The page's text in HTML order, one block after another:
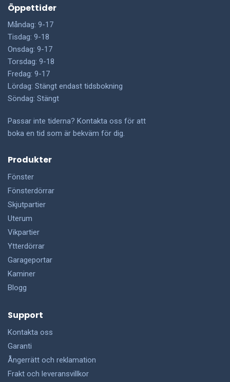
Öppettider
Måndag: 9-17
Tisdag: 9-18
Onsdag: 9-17
Torsdag: 9-18
Fredag: 9-17
Lördag: Stängt endast tidsbokning
Söndag: Stängt
Passar inte tiderna? Kontakta oss för att
boka en tid som är bekväm för dig.
Produkter
Fönster
Fönsterdörrar
Skjutpartier
Uterum
Vikpartier
Ytterdörrar
Garageportar
Kaminer
Blogg
Support
Kontakta oss
Garanti
Ångerrätt och reklamation
Frakt och leveransvillkor